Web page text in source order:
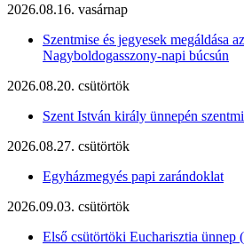
2026.08.16. vasárnap
Szentmise és jegyesek megáldása
Nagyboldogasszony-napi búcsún
2026.08.20. csütörtök
Szent István király ünnepén
2026.08.27. csütörtök
Egyházmegyés papi zarándoklat
2026.09.03. csütörtök
Első csütörtöki Eucharisztia ünnep